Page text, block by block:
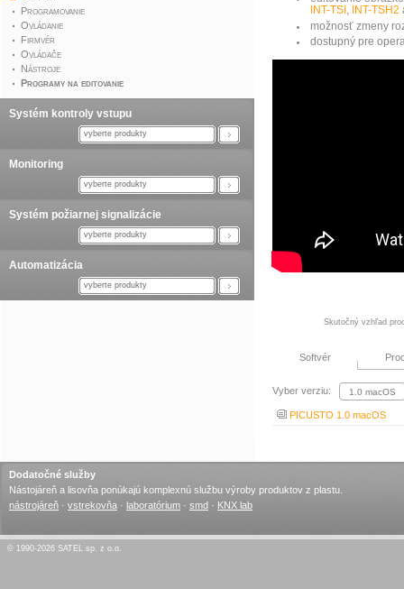
Programovanie
Ovládanie
Firmvér
Ovládače
Nástroje
Programy na editovanie
Systém kontroly vstupu
vyberte produkty
Monitoring
vyberte produkty
Systém požiarnej signalizácie
vyberte produkty
Automatizácia
vyberte produkty
INT-TSI
INT-TSH2
možnosť zmeny
dostupný pre
Skutočný vzhľad
Softvér
Vyber verziu:
PICUSTO 1.0 macOS
Dodatočné služby
Nástojáreň a lisovňa ponúkajú komplexnú službu výroby produktov z plastu.
nástrojáreň · vstrekovňa · laboratórium · smd · KNX lab
© 1990-2026 SATEL sp. z o.o.